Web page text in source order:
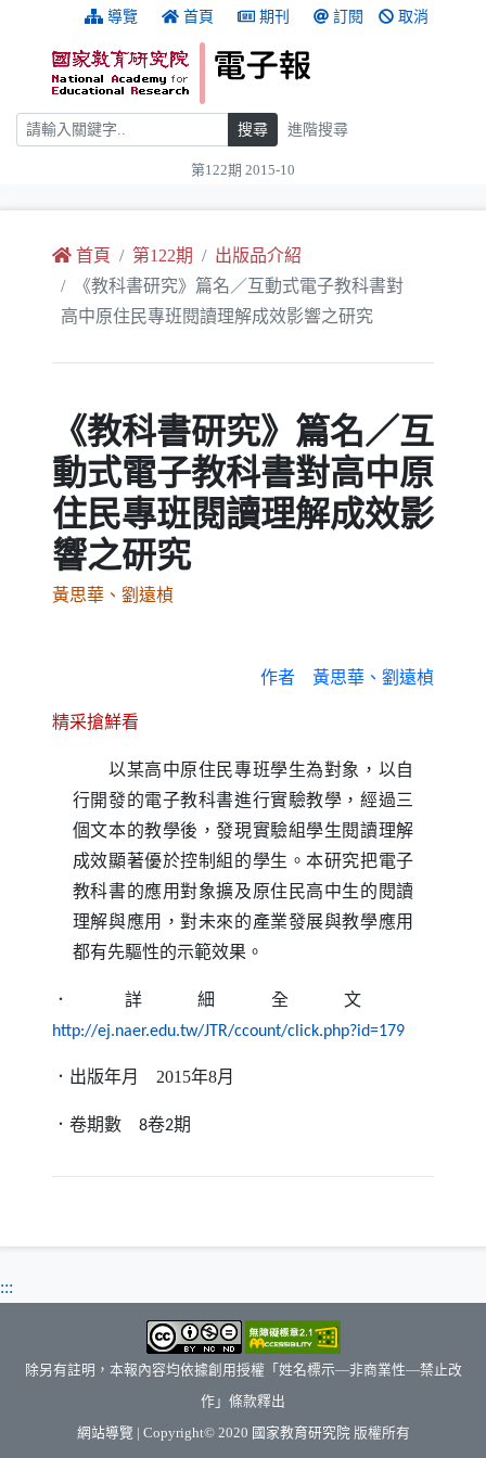
跳到主要內容 導覽 首頁 期刊 訂閱 取消
搜尋 搜尋 進階搜尋
第122期 2015-10
首頁 第122期
出版品介紹
《教科書研究》篇名／互動式電子教科書對
高中原住民專班閱讀理解成效影響之研究
《教科書研究》篇名／互
動式電子教科書對高中原
住民專班閱讀理解成效影
響之研究
黃思華、劉遠楨
作者 黃思華、劉遠楨
精采搶鮮看
以某高中原住民專班學生為對象，以自
行開發的電子教科書進行實驗教學，經過三
個文本的教學後，發現實驗組學生閱讀理解
成效顯著優於控制組的學生。本研究把電子
教科書的應用對象擴及原住民高中生的閱讀
理解與應用，對未來的產業發展與教學應用
都有先驅性的示範效果。
．詳細全文
http://ej.naer.edu.tw/JTR/ccount/click.php?id=179（另開新
．出版年月 2015年8月
．卷期數 8卷2期
:::
除另有註明，本報內容均依據創用授權「姓名標示—非商業性—禁止改
作」條款釋出
網站導覽 | Copyright© 2020 國家教育研究院（另開新視窗）
版權所有